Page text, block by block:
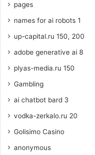
pages
names for ai robots 1
up-capital.ru 150, 200
adobe generative ai 8
plyas-media.ru 150
Gambling
ai chatbot bard 3
vodka-zerkalo.ru 20
Golisimo Casino
anonymous